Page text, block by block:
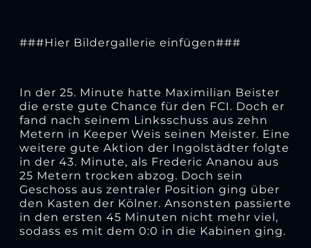
###Hier Bildergallerie einfügen###
In der 25. Minute hatte Maximilian Beister
die erste gute Chance für den FCI. Doch er
fand nach seinem Linksschuss aus zehn
Metern in Keeper Weis seinen Meister. Eine
weitere gute Aktion der Ingolstädter folgte
in der 43. Minute, als Frederic Ananou aus
25 Metern trocken abzog. Doch sein
Geschoss aus zentraler Position ging über
den Kasten der Kölner. Ansonsten passierte
in den ersten 45 Minuten nicht mehr viel,
sodass es mit dem 0:0 in die Kabinen ging.